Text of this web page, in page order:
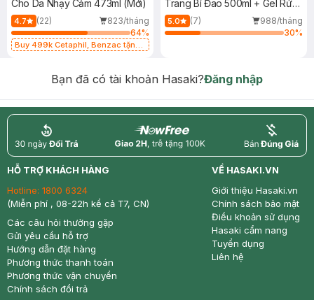
Cho Da Nhạy Cảm 473ml (Mới)
4.7 (22)
823/tháng
64%
Buy 499k Cetaphil, Benzac tặng
Trang Bí Đao 500ml + Gel Rửa
Mặt Bí Đao 310ml
5.0 (7)
988/tháng
30%
Bạn đã có tài khoản Hasaki?Đăng nhập
return nowfree price
HỖ TRỢ KHÁCH HÀNG
Hotline: 1800 6324
(Miễn phí , 08-22h kể cả T7, CN)
Các câu hỏi thường gặp
Gửi yêu cầu hỗ trợ
Hướng dẫn đặt hàng
Phương thức thanh toán
Phương thức vận chuyển
Chính sách đổi trả
VỀ HASAKI.VN
Giới thiệu Hasaki.vn
Chính sách bảo mật
Điều khoản sử dụng
Hasaki cẩm nang
Tuyển dụng
Liên hệ